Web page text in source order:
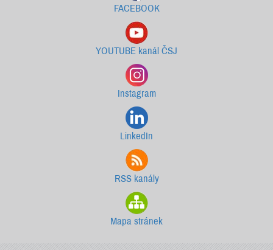
FACEBOOK
YOUTUBE kanál ČSJ
Instagram
LinkedIn
RSS kanály
Mapa stránek